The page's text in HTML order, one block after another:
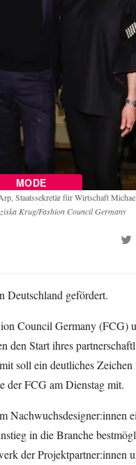
MODE
Staatssekretär für Wirtschaft
Krug/Fashion Council Germany
Deutschland gefördert.
Council Germany (FCG)
den Start ihres
soll ein deutliches
der FCG am Dienstag mit.
Nachwuchsdesigner:innen
in die Branche
der Projektpartner:innen